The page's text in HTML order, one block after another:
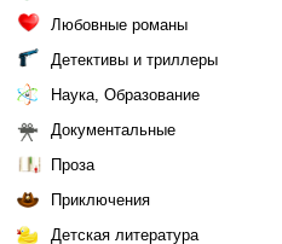
Любовные романы
Детективы и триллеры
Наука, Образование
Документальные
Проза
Приключения
Детская литература